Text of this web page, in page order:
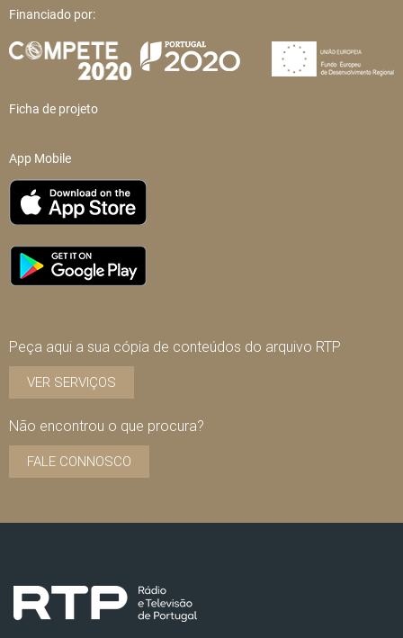
Financiado por:
Ficha de projeto
App Mobile
Peça aqui a sua cópia de conteúdos do arquivo RTP
VER SERVIÇOS
Não encontrou o que procura?
FALE CONNOSCO